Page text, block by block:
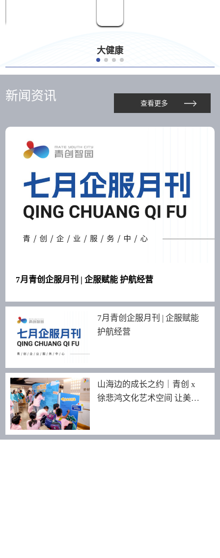
大健康
新闻资讯 查看更多
7月青创企服月刊 | 企服赋能 护航经营
7月青创企服月刊 | 企服赋能
护航经营
山海边的成长之约｜青创 x
徐悲鸿文化艺术空间 让美育